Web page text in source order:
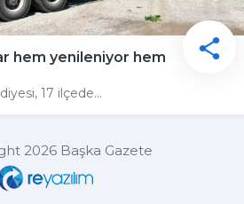
hem yenileniyor hem
17 ilçede...
2026 Başka Gazete